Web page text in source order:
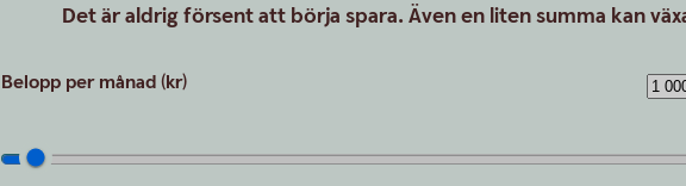
Det är aldrig försent att börja spara. Även en liten summa kan
Belopp per månad (kr)